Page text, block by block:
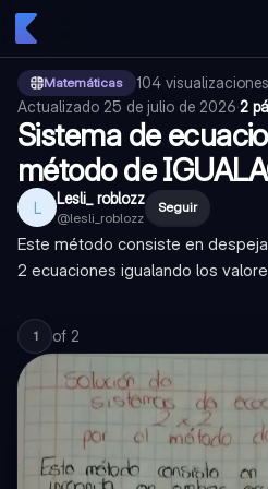
Matemáticas 104 visualizaciones
Actualizado 25 de julio de 2026·2
Sistema de
método de
L Lesli_ roblozz
@lesli_roblozz
Seguir
Este método consiste en
2 ecuaciones igualando los
1 of 2